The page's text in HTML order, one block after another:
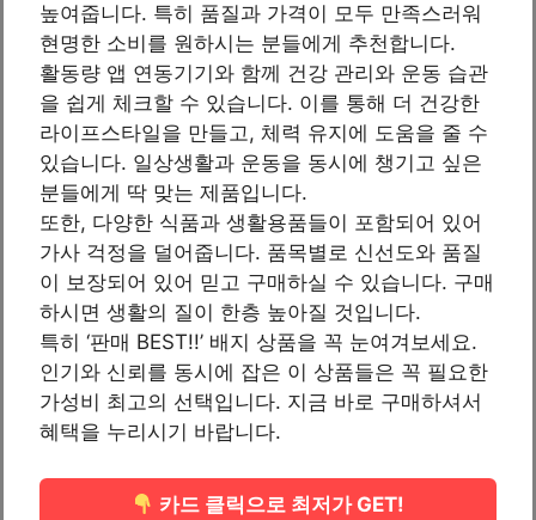
높여줍니다. 특히 품질과 가격이 모두 만족스러워
현명한 소비를 원하시는 분들에게 추천합니다.
활동량 앱 연동기기와 함께 건강 관리와 운동 습관
을 쉽게 체크할 수 있습니다. 이를 통해 더 건강한
라이프스타일을 만들고, 체력 유지에 도움을 줄 수
있습니다. 일상생활과 운동을 동시에 챙기고 싶은
분들에게 딱 맞는 제품입니다.
또한, 다양한 식품과 생활용품들이 포함되어 있어
가사 걱정을 덜어줍니다. 품목별로 신선도와 품질
이 보장되어 있어 믿고 구매하실 수 있습니다. 구매
하시면 생활의 질이 한층 높아질 것입니다.
특히 ‘판매 BEST!!’ 배지 상품을 꼭 눈여겨보세요.
인기와 신뢰를 동시에 잡은 이 상품들은 꼭 필요한
가성비 최고의 선택입니다. 지금 바로 구매하셔서
혜택을 누리시기 바랍니다.
카드 클릭으로 최저가 GET!